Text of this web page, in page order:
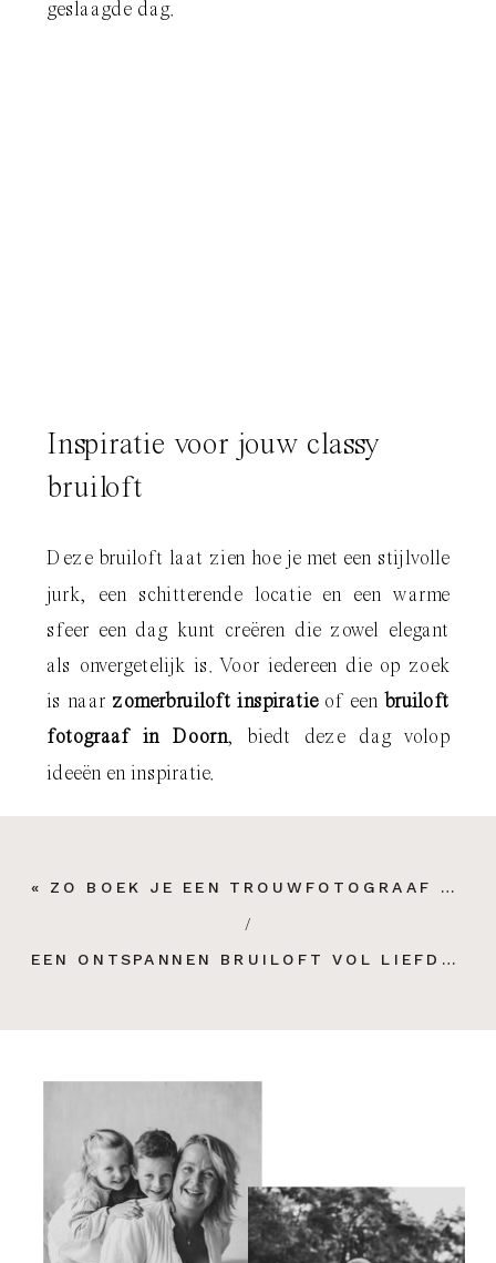
geslaagde dag.
Inspiratie voor jouw classy
bruiloft
Deze bruiloft laat zien hoe je met een stijlvolle
jurk, een schitterende locatie en een warme
sfeer een dag kunt creëren die zowel elegant
als onvergetelijk is. Voor iedereen die op zoek
is naar zomerbruiloft inspiratieof een bruiloft
fotograaf in Doorn, biedt deze dag volop
ideeën en inspiratie.
EEN ONTSPANNEN BRUILOFT VOL LIEFDE BIJ FORT VECHTEN IN BUNNIK
« ZO BOEK JE EEN TROUWFOTOGRAAF ZONDER STRESS EN VERASSINGEN
/